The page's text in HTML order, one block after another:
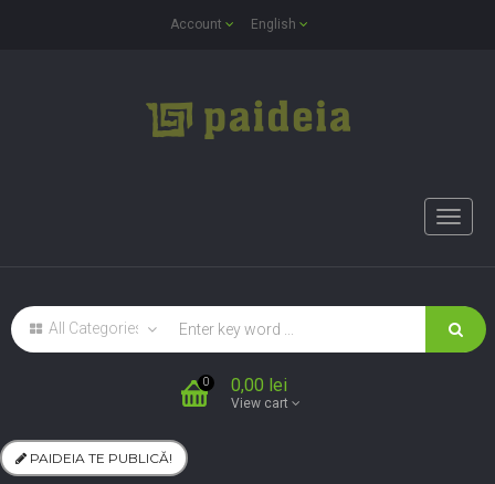
Account English
Toggle
0 0,00 lei
View cart
PAIDEIA TE PUBLICĂ!